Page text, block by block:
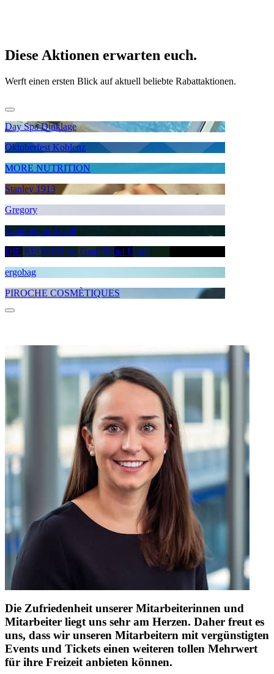
Diese Aktionen erwarten euch.
Werft einen ersten Blick auf aktuell beliebte Rabattaktionen.
Day Spa Dinklage
Oktoberfest Koblenz
MORE NUTRITION
Stanley 1913
Gregory
Tabaluga und Lilli
DIE RECKEN vs. Gast (Blind Date)
ergobag
PIROCHE COSMÈTIQUES
Die Zufriedenheit unserer Mitarbeiterinnen und
Mitarbeiter liegt uns sehr am Herzen. Daher freut es
uns, dass wir unseren Mitarbeitern mit vergünstigten
Events und Tickets einen weiteren tollen Mehrwert
für ihre Freizeit anbieten können.